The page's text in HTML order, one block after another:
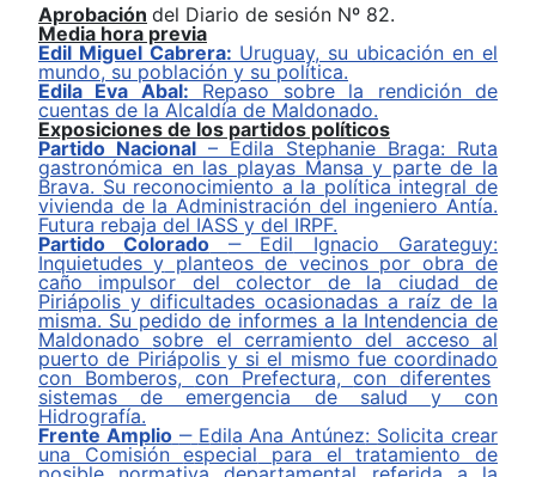
Aprobación del Diario de sesión Nº 82.
Media hora previa
Edil Miguel Cabrera: Uruguay, su ubicación en el
mundo, su población y su política.
Edila Eva Abal: Repaso sobre la rendición de
cuentas de la Alcaldía de Maldonado.
Exposiciones de los partidos políticos
Partido Nacional – Edila Stephanie Braga: Ruta
gastronómica en las playasMansa y parte de la
Brava. Su reconocimiento a la política integral de
vivienda de la Administración del ingeniero Antía.
Futura rebaja del IASS y del IRPF.
PartidoColorado ‒ Edil Ignacio Garateguy:
Inquietudesy planteosde vecinos por obra de
caño impulsor del colector de la ciudad de
Piriápolis y dificultades ocasionadas a raíz de la
misma. Su pedido de informes a la Intendencia de
Maldonado sobre el cerramiento del accesoal
puerto de Piriápolis y siel mismo fue coordinado
con Bomberos, con Prefectura,condiferentes
sistemas de emergencia de salud ycon
Hidrografía.
Frente Amplio ‒ Edila Ana Antúnez: Solicita crear
una Comisiónespecial
para el tratamiento de